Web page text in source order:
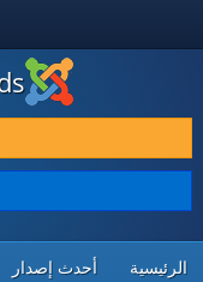
حمل & ومدد
اكتشف & تعلم
الرئيسية أحدث إصدار